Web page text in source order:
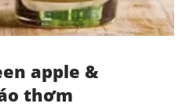
apple &
thơm